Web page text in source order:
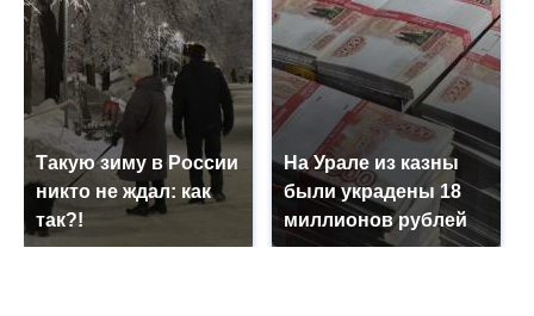
Такую зиму в России
никто не ждал: как
так?!
На Урале из казны
были украдены 18
миллионов рублей